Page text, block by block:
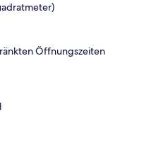
Öffnungszeiten